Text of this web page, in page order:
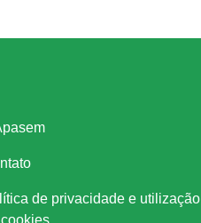
de privacidade e utilização